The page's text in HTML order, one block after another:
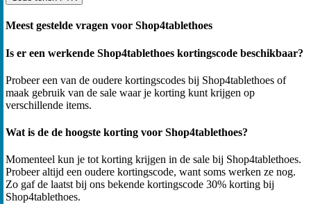
Meest gestelde vragen voor Shop4tablethoes
Is er een werkende Shop4tablethoes kortingscode beschikbaar?
Probeer een van de oudere kortingscodes bij Shop4tablethoes of
maak gebruik van de sale waar je korting kunt krijgen op
verschillende items.
Wat is de de hoogste korting voor Shop4tablethoes?
Momenteel kun je tot korting krijgen in de sale bij Shop4tablethoes.
Probeer altijd een oudere kortingscode, want soms werken ze nog.
Zo gaf de laatst bij ons bekende kortingscode 30% korting bij
Shop4tablethoes.